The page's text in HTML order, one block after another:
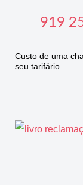
919
Custo de uma
seu tarifário.